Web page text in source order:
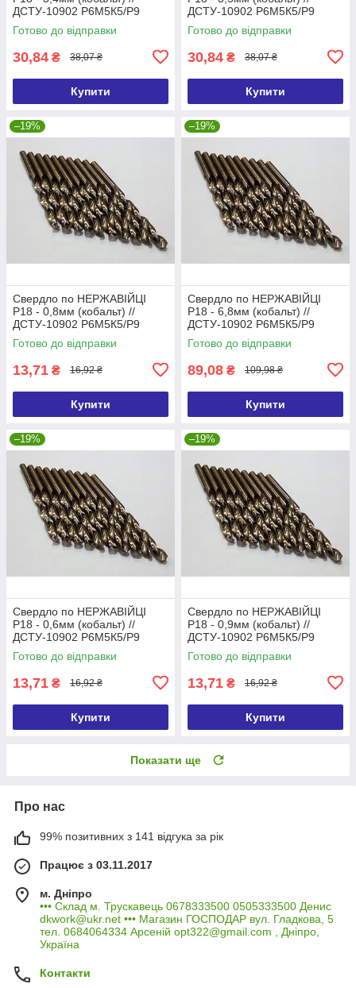
ДСТУ-10902 Р6М5К5/Р9
(DIN338 G-Co)
Готово до відправки
30,84 ₴ 38,07 ₴
Купити
ДСТУ-10902 Р6М5К5/Р9
(DIN338 G-Co)
Готово до відправки
30,84 ₴ 38,07 ₴
Купити
–19%
Свердло по НЕРЖАВІЙЦІ
Р18 - 0,8мм (кобальт) //
ДСТУ-10902 Р6М5К5/Р9
(DIN338 G-Co)
Готово до відправки
13,71 ₴ 16,92 ₴
Купити
–19%
Свердло по НЕРЖАВІЙЦІ
Р18 - 6,8мм (кобальт) //
ДСТУ-10902 Р6М5К5/Р9
(DIN338 G-Co)
Готово до відправки
89,08 ₴ 109,98 ₴
Купити
–19%
Свердло по НЕРЖАВІЙЦІ
Р18 - 0,6мм (кобальт) //
ДСТУ-10902 Р6М5К5/Р9
(DIN338 G-Co)
Готово до відправки
13,71 ₴ 16,92 ₴
Купити
–19%
Свердло по НЕРЖАВІЙЦІ
Р18 - 0,9мм (кобальт) //
ДСТУ-10902 Р6М5К5/Р9
(DIN338 G-Co)
Готово до відправки
13,71 ₴ 16,92 ₴
Купити
Показати ще
Про нас
99% позитивних з 141 відгука за рік
Працює з 03.11.2017
м. Дніпро
••• Склад м. Трускавець 0678333500 0505333500 Денис
dkwork@ukr.net ••• Магазин ГОСПОДАР вул. Гладкова, 5
тел. 0684064334 Арсеній opt322@gmail.com , Дніпро,
Україна
Контакти